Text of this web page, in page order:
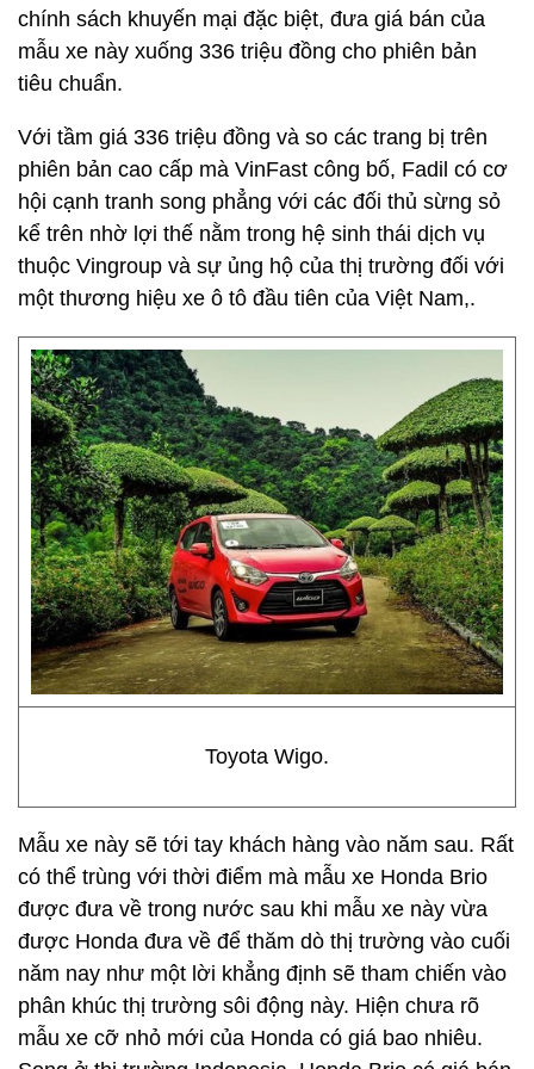
chính sách khuyến mại đặc biệt, đưa giá bán của
mẫu xe này xuống 336 triệu đồng cho phiên bản
tiêu chuẩn.
Với tầm giá 336 triệu đồng và so các trang bị trên
phiên bản cao cấp mà VinFast công bố, Fadil có cơ
hội cạnh tranh song phẳng với các đối thủ sừng sỏ
kể trên nhờ lợi thế nằm trong hệ sinh thái dịch vụ
thuộc Vingroup và sự ủng hộ của thị trường đối với
một thương hiệu xe ô tô đầu tiên của Việt Nam,.
Toyota Wigo.
Mẫu xe này sẽ tới tay khách hàng vào năm sau. Rất
có thể trùng với thời điểm mà mẫu xe Honda Brio
được đưa về trong nước sau khi mẫu xe này vừa
được Honda đưa về để thăm dò thị trường vào cuối
năm nay như một lời khẳng định sẽ tham chiến vào
phân khúc thị trường sôi động này. Hiện chưa rõ
mẫu xe cỡ nhỏ mới của Honda có giá bao nhiêu.